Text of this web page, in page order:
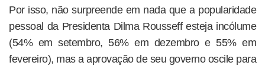
Por isso, não surpreende em nada que a popularidade
pessoal da Presidenta Dilma Rousseff esteja incólume
(54% em setembro, 56% em dezembro e 55% em
fevereiro), mas a aprovação de seu governo oscile para